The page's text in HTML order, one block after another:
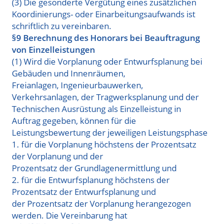
Koordinierungs- oder Einarbeitungsaufwands ist
schriftlich zu vereinbaren.
§9 Berechnung des Honorars bei Beauftragung
von Einzelleistungen
(1) Wird die Vorplanung oder Entwurfsplanung bei
Gebäuden und Innenräumen,
Freianlagen, Ingenieurbauwerken,
Verkehrsanlagen, der Tragwerksplanung und der
Technischen Ausrüstung als Einzelleistung in
Auftrag gegeben, können für die
Leistungsbewertung der jeweiligen Leistungsphase
1. für die Vorplanung höchstens der Prozentsatz
der Vorplanung und der
Prozentsatz der Grundlagenermittlung und
2. für die Entwurfsplanung höchstens der
Prozentsatz der Entwurfsplanung und
der Prozentsatz der Vorplanung herangezogen
werden. Die Vereinbarung hat